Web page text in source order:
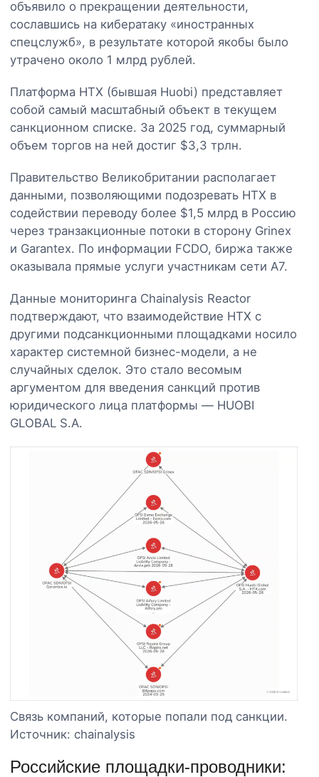
объявило о прекращении деятельности,
сославшись на кибератаку «иностранных
спецслужб», в результате которой якобы было
утрачено около 1 млрд рублей.
Платформа HTX (бывшая Huobi) представляет
собой самый масштабный объект в текущем
санкционном списке. За 2025 год, суммарный
объем торгов на ней достиг $3,3 трлн.
Правительство Великобритании располагает
данными, позволяющими подозревать HTX в
содействии переводу более $1,5 млрд в Россию
через транзакционные потоки в сторону Grinex
и Garantex. По информации FCDO, биржа также
оказывала прямые услуги участникам сети A7.
Данные мониторинга Chainalysis Reactor
подтверждают, что взаимодействие HTX с
другими подсанкционными площадками носило
характер системной бизнес-модели, а не
случайных сделок. Это стало весомым
аргументом для введения санкций против
юридического лица платформы — HUOBI
GLOBAL S.A.
Связь компаний, которые попали под санкции.
Источник: chainalysis
Российские площадки-проводники: